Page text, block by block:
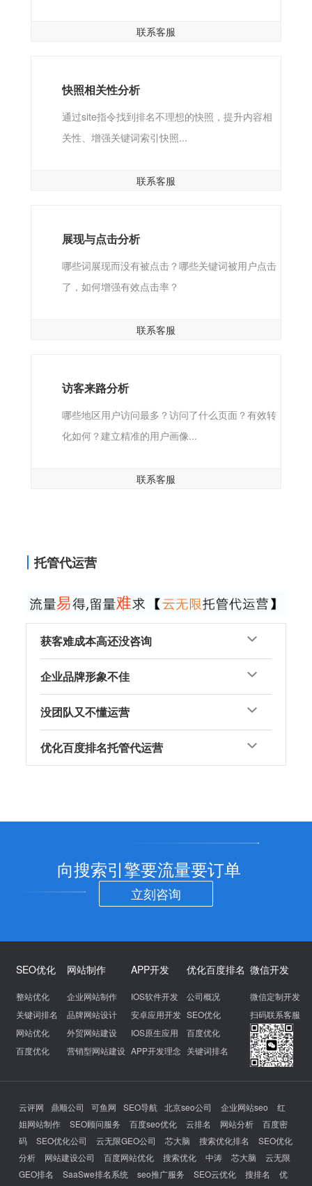
联系客服
快照相关性分析
通过site指令找到排名不理想的快照，提升内容相
关性、增强关键词索引快照...
联系客服
展现与点击分析
哪些词展现而没有被点击？哪些关键词被用户点击
了，如何增强有效点击率？
联系客服
访客来路分析
哪些地区用户访问最多？访问了什么页面？有效转
化如何？建立精准的用户画像...
联系客服
托管代运营
获客难成本高还没咨询
企业品牌形象不佳
没团队又不懂运营
优化百度排名托管代运营
向搜索引擎要流量要订单
立刻咨询
SEO优化
整站优化
关键词排名
网站优化
百度优化
网站制作
企业网站制作
品牌网站设计
外贸网站建设
营销型网站建设
APP开发
IOS软件开发
安卓应用开发
IOS原生应用
APP开发理念
优化百度排名
公司概况
SEO优化
百度优化
关键词排名
微信开发
微信定制开发
扫码联系客服
云评网 鼎顺公司 可鱼网 SEO导航 北京seo公司 企业网站seo
红
姐网站制作
SEO顾问服务 百度seo优化 云排名 网站分析
百度密
码
SEO优化公司 云无限GEO公司 芯大脑 搜索优化排名
SEO优化
分析
网站建设公司 百度网站优化 搜索优化 中涛 芯大脑
云无限
GEO排名
SaaSwe排名系统 seo推广服务 SEO云优化 搜排名
优